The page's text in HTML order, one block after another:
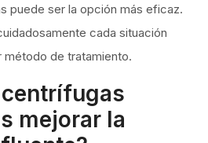
puede ser la opción más eficaz.
cada situación
de tratamiento.
centrífugas
mejorar la